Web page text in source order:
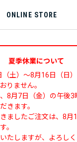
ONLINE STORE
夏季休業について
（土）～8月16日（日
りません。
8月7日（金）の午後3
きます。
ましたご注文は、8月
。
たしますが、よろし